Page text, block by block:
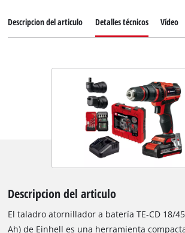
Descripcion del articulo Detalles técnicos Vídeo
Descripcion del articulo
El taladro atornillador a batería TE-CD 18/
Ah) de Einhell es una herramienta